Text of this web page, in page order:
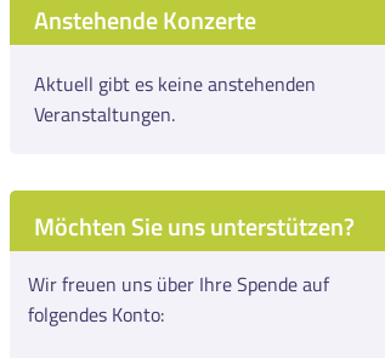
Anstehende Konzerte
Aktuell gibt es keine anstehenden
Veranstaltungen.
Möchten Sie uns unterstützen?
Wir freuen uns über Ihre Spende auf
folgendes Konto: